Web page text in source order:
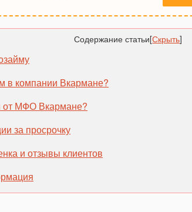
Содержание статьи[Скрыть]
в компании Вкармане?
от МФО Вкармане?
за просрочку
и отзывы клиентов